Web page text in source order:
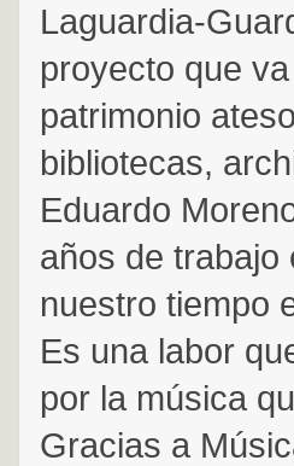
Laguardia-
proyecto que
patrimonio
bibliotecas,
Eduardo
años de trabajo
nuestro tiempo
Es una labor
por la música
Gracias a